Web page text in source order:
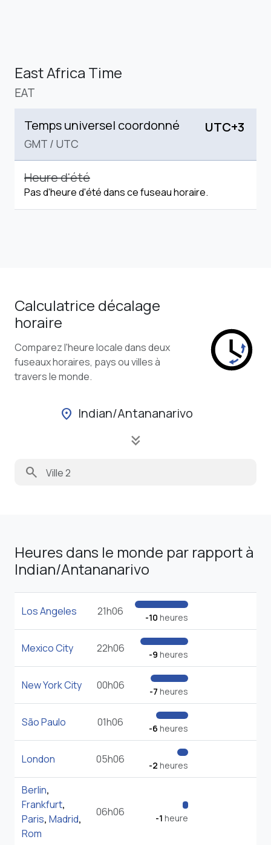
East Africa Time
EAT
Temps universel coordonné
GMT / UTC
UTC+3
Heure d'été
Pas d'heure d'été dans ce fuseau horaire.
Calculatrice décalage
horaire
Comparez l'heure locale dans deux
fuseaux horaires, pays ou villes à
travers le monde.
location_on Indian/Antananarivo
keyboard_double_arrow_down
search
Heures dans le monde par rapport à
Indian/Antananarivo
Los Angeles 21h06 -10 heures
Mexico City 22h06 -9 heures
New York City 00h06 -7 heures
São Paulo 01h06 -6 heures
London 05h06 -2 heures
Berlin,
Frankfurt,
Paris, Madrid,
Rom
06h06 -1 heure